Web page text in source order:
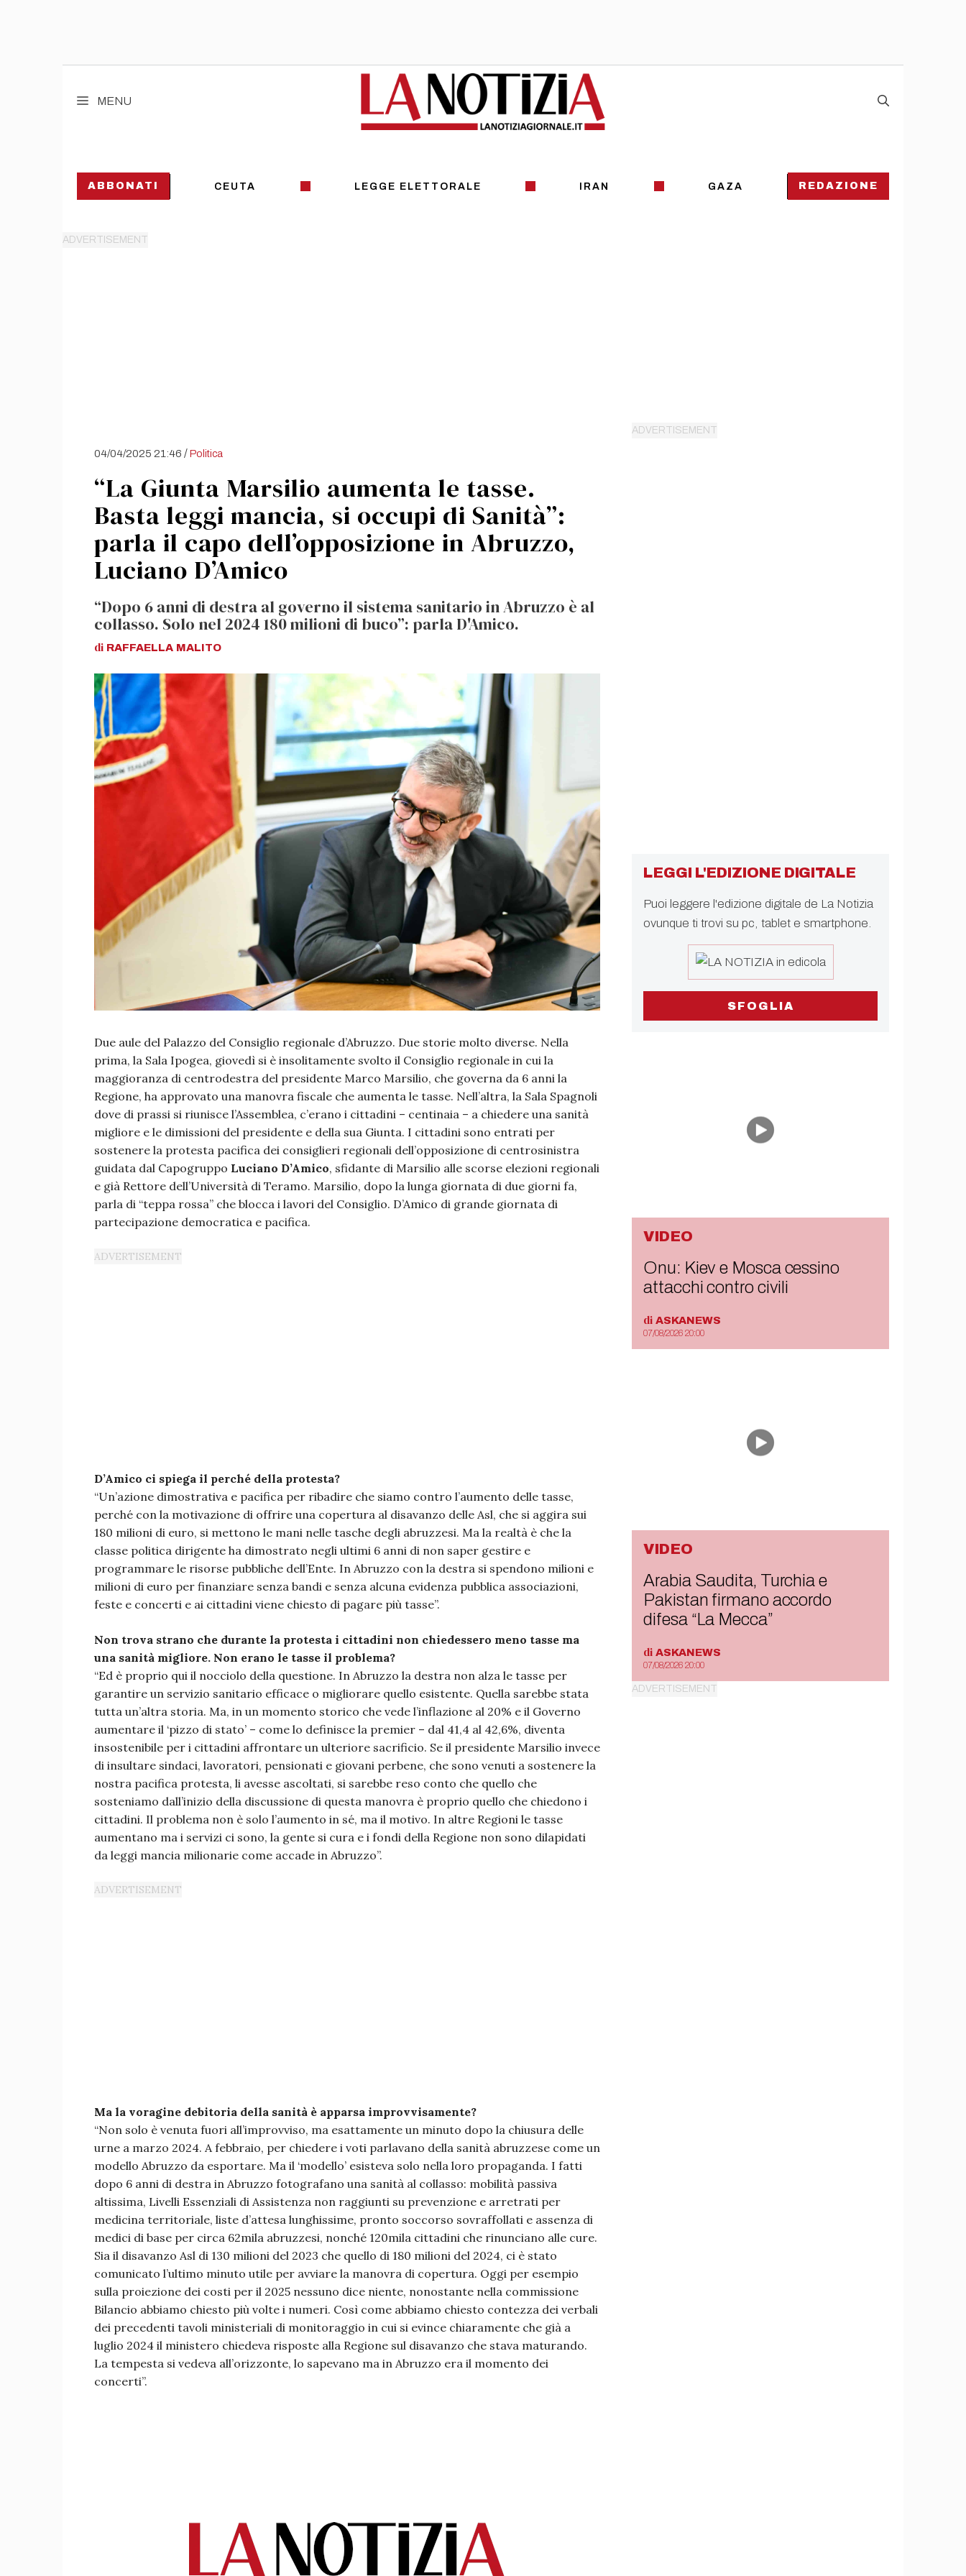
MENU
ABBONATI CEUTA LEGGE ELETTORALE IRAN GAZA REDAZIONE
04/04/2025 21:46 /Politica
“La Giunta Marsilio aumenta le tasse.
Basta leggi mancia, si occupi di Sanità”:
parla il capo dell’opposizione in Abruzzo,
Luciano D’Amico
“Dopo 6 anni di destra al governo il sistema sanitario in Abruzzo è al
collasso. Solo nel 2024 180 milioni di buco”: parla D'Amico.
di RAFFAELLA MALITO
Due aule del Palazzo del Consiglio regionale d’Abruzzo. Due storie molto diverse. Nella
prima, la Sala Ipogea, giovedì si è insolitamente svolto il Consiglio regionale in cui la
maggioranza di centrodestra del presidente Marco Marsilio, che governa da 6 anni la
Regione, ha approvato una manovra fiscale che aumenta le tasse. Nell’altra, la Sala Spagnoli
dove di prassi si riunisce l’Assemblea, c’erano i cittadini – centinaia – a chiedere una sanità
migliore e le dimissioni del presidente e della sua Giunta. I cittadini sono entrati per
sostenere la protesta pacifica dei consiglieri regionali dell’opposizione di centrosinistra
guidata dal Capogruppo Luciano D’Amico, sfidante di Marsilio alle scorse elezioni regionali
e già Rettore dell’Università di Teramo. Marsilio, dopo la lunga giornata di due giorni fa,
parla di “teppa rossa” che blocca i lavori del Consiglio. D’Amico di grande giornata di
partecipazione democratica e pacifica.
D’Amico ci spiega il perché della protesta?
“Un’azione dimostrativa e pacifica per ribadire che siamo contro l’aumento delle tasse,
perché con la motivazione di offrire una copertura al disavanzo delle Asl, che si aggira sui
180 milioni di euro, si mettono le mani nelle tasche degli abruzzesi. Ma la realtà è che la
classe politica dirigente ha dimostrato negli ultimi 6 anni di non saper gestire e
programmare le risorse pubbliche dell’Ente. In Abruzzo con la destra si spendono milioni e
milioni di euro per finanziare senza bandi e senza alcuna evidenza pubblica associazioni,
feste e concerti e ai cittadini viene chiesto di pagare più tasse”.
Non trova strano che durante la protesta i cittadini non chiedessero meno tasse ma
una sanità migliore. Non erano le tasse il problema?
“Ed è proprio qui il nocciolo della questione. In Abruzzo la destra non alza le tasse per
garantire un servizio sanitario efficace o migliorare quello esistente. Quella sarebbe stata
tutta un’altra storia. Ma, in un momento storico che vede l’inflazione al 20% e il Governo
aumentare il ‘pizzo di stato’ – come lo definisce la premier – dal 41,4 al 42,6%, diventa
insostenibile per i cittadini affrontare un ulteriore sacrificio. Se il presidente Marsilio invece
di insultare sindaci, lavoratori, pensionati e giovani perbene, che sono venuti a sostenere la
nostra pacifica protesta, li avesse ascoltati, si sarebbe reso conto che quello che
sosteniamo dall’inizio della discussione di questa manovra è proprio quello che chiedono i
cittadini. Il problema non è solo l’aumento in sé, ma il motivo. In altre Regioni le tasse
aumentano ma i servizi ci sono, la gente si cura e i fondi della Regione non sono dilapidati
da leggi mancia milionarie come accade in Abruzzo”.
Ma la voragine debitoria della sanità è apparsa improvvisamente?
“Non solo è venuta fuori all’improvviso, ma esattamente un minuto dopo la chiusura delle
urne a marzo 2024. A febbraio, per chiedere i voti parlavano della sanità abruzzese come un
modello Abruzzo da esportare. Ma il ‘modello’ esisteva solo nella loro propaganda. I fatti
dopo 6 anni di destra in Abruzzo fotografano una sanità al collasso: mobilità passiva
altissima, Livelli Essenziali di Assistenza non raggiunti su prevenzione e arretrati per
medicina territoriale, liste d’attesa lunghissime, pronto soccorso sovraffollati e assenza di
medici di base per circa 62mila abruzzesi, nonché 120mila cittadini che rinunciano alle cure.
Sia il disavanzo Asl di 130 milioni del 2023 che quello di 180 milioni del 2024, ci è stato
comunicato l’ultimo minuto utile per avviare la manovra di copertura. Oggi per esempio
sulla proiezione dei costi per il 2025 nessuno dice niente, nonostante nella commissione
Bilancio abbiamo chiesto più volte i numeri. Così come abbiamo chiesto contezza dei verbali
dei precedenti tavoli ministeriali di monitoraggio in cui si evince chiaramente che già a
luglio 2024 il ministero chiedeva risposte alla Regione sul disavanzo che stava maturando.
La tempesta si vedeva all’orizzonte, lo sapevano ma in Abruzzo era il momento dei
concerti”.
LEGGI L'EDIZIONE DIGITALE
Puoi leggere l'edizione digitale de La Notizia
ovunque ti trovi su pc, tablet e smartphone.
SFOGLIA
VIDEO
Onu: Kiev e Mosca cessino
attacchi contro civili
di ASKANEWS
07/08/2026 20:00
VIDEO
Arabia Saudita, Turchia e
Pakistan firmano accordo
difesa “La Mecca”
di ASKANEWS
07/08/2026 20:00